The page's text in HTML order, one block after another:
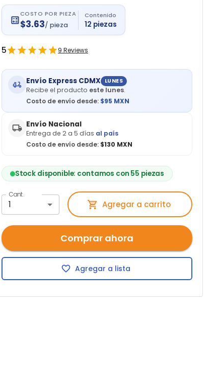
COSTO POR PIEZA
$3.63/ pieza
Contenido
12 piezas
5 9 Reviews
Envío Express CDMX LUNES
Recibe el producto este lunes.
Costo de envío desde:$95 MXN
Envío Nacional
Entrega de 2 a 5 días al país
Costo de envío desde:$130 MXN
Stock disponible: contamos con 55 piezas
Cant.
1 Agregar a carrito
Comprar ahora
Agregar a lista